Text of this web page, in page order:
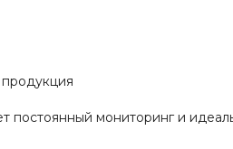
постоянный мониторинг и